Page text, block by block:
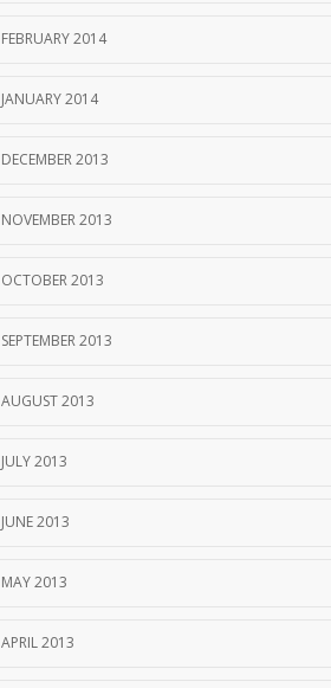
FEBRUARY 2014
JANUARY 2014
DECEMBER 2013
NOVEMBER 2013
OCTOBER 2013
SEPTEMBER 2013
AUGUST 2013
JULY 2013
JUNE 2013
MAY 2013
APRIL 2013